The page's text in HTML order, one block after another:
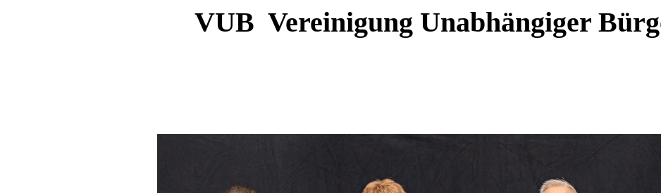
VUB Vereinigung Unabhängiger